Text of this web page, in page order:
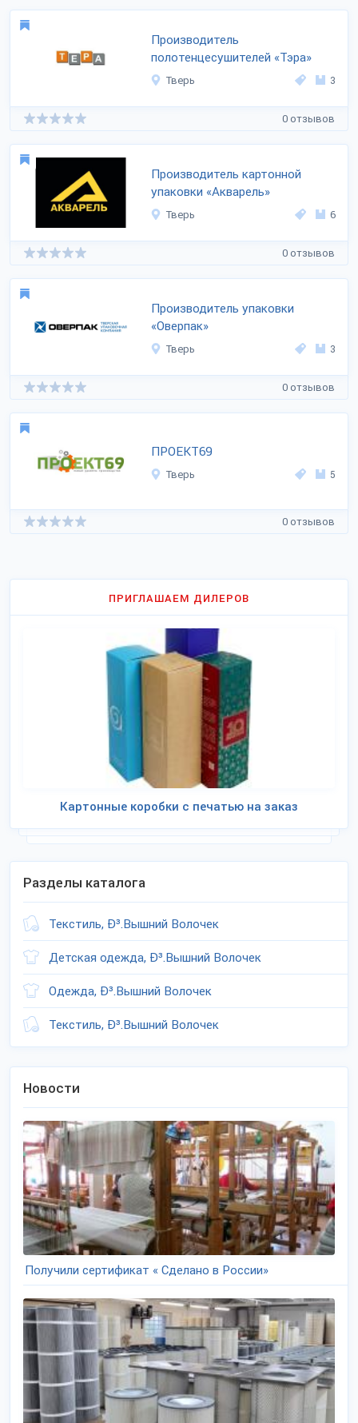
Производитель
полотенцесушителей «Тэра»
Тверь 3
0 отзывов
Производитель картонной
упаковки «Акварель»
Тверь 6
0 отзывов
Производитель упаковки
«Оверпак»
Тверь 3
0 отзывов
ПРОЕКТ69
Тверь 5
0 отзывов
ПРИГЛАШАЕМ ДИЛЕРОВ
Картонные коробки с печатью на заказ
Разделы каталога
Текстиль, Ð³.Вышний Волочек
Детская одежда, Ð³.Вышний Волочек
Одежда, Ð³.Вышний Волочек
Текстиль, Ð³.Вышний Волочек
Новости
Получили сертификат « Сделано в России»